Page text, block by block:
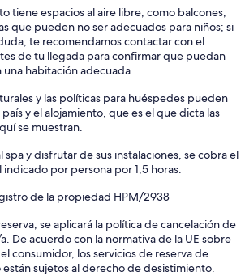
tiene espacios al aire libre, como balcones,
que pueden no ser adecuados para niños; si
te recomendamos contactar con el
de tu llegada para confirmar que puedan
habitación adecuada
y las políticas para huéspedes pueden
y el alojamiento, que es el que dicta las
se muestran.
spa y disfrutar de sus instalaciones, se cobra el
por persona por 1,5 horas.
de la propiedad HPM/2938
se aplicará la política de cancelación de
De acuerdo con la normativa de la UE sobre
consumidor, los servicios de reserva de
sujetos al derecho de desistimiento.